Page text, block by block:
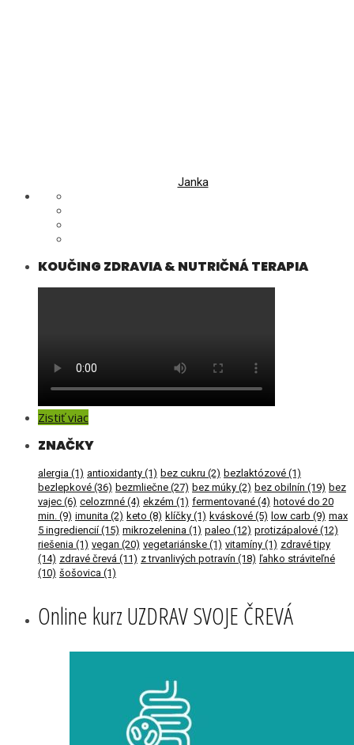
Janka
KOUČING ZDRAVIA & NUTRIČNÁ TERAPIA
Zistiť viac
ZNAČKY
alergia (1) antioxidanty (1) bez cukru (2) bezlaktózové (1)
bezlepkové (36) bezmliečne (27) bez múky (2) bez obilnín (19) bez
vajec (6) celozrnné (4) ekzém (1) fermentované (4) hotové do 20
min. (9) imunita (2) keto (8) klíčky (1) kváskové (5) low carb (9) max
5 ingrediencií(15) mikrozelenina (1) paleo (12) protizápalové (12)
riešenia (1) vegan (20) vegetariánske (1) vitamíny (1) zdravé tipy
(14) zdravé črevá (11) z trvanlivých potravín (18) ľahko stráviteľné
(10) šošovica (1)
Online kurz UZDRAV SVOJE ČREVÁ